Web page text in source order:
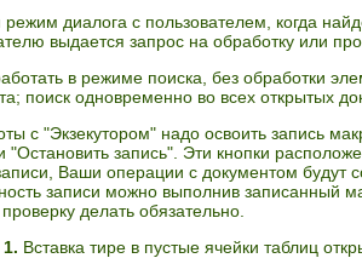
диалога с пользователем, когда
выдается запрос на обработку или
в режиме поиска, без обработки
поиск одновременно во всех открытых
с "Экзекутором" надо освоить запись
"Остановить запись". Эти кнопки
Ваши операции с документом будут
записи можно выполнив записанный
делать обязательно.
Вставка тире в пустые ячейки таблиц